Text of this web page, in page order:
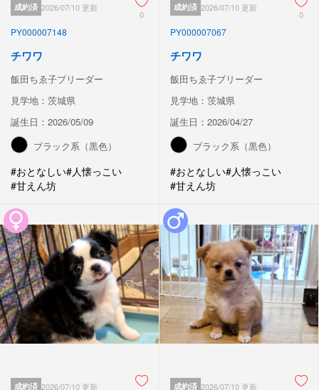
成約済 2026/07/10 更新
0
PY000007148
チワワ
飯田ちゑ子ブリーダー
見学地：茨城県
誕生日：2026/05/09
ブラック系（黒色）
#おとなしい#人懐っこい
#甘えん坊
成約済 2026/07/10 更新
0
PY000007067
チワワ
飯田ちゑ子ブリーダー
見学地：茨城県
誕生日：2026/04/27
ブラック系（黒色）
#おとなしい#人懐っこい
#甘えん坊
成約済 2026/07/10 更新 成約済 2026/07/10 更新